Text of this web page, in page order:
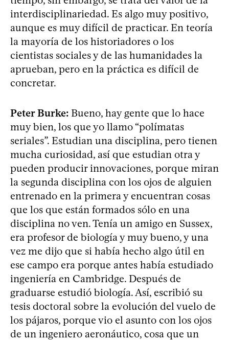
interdisciplinariedad. Es algo muy positivo,
aunque es muy difícil de practicar. En teoría
la mayoría de los historiadores o los
cientistas sociales y de las humanidades la
aprueban, pero en la práctica es difícil de
concretar.
Peter Burke: Bueno, hay gente que lo hace
muy bien, los que yo llamo “polímatas
seriales”. Estudian una disciplina, pero tienen
mucha curiosidad, así que estudian otra y
pueden producir innovaciones, porque miran
la segunda disciplina con los ojos de alguien
entrenado en la primera y encuentran cosas
que los que están formados sólo en una
disciplina no ven. Tenía un amigo en Sussex,
era profesor de biología y muy bueno, y una
vez me dijo que si había hecho algo útil en
ese campo era porque antes había estudiado
ingeniería en Cambridge. Después de
graduarse estudió biología. Así, escribió su
tesis doctoral sobre la evolución del vuelo de
los pájaros, porque vio el asunto con los ojos
de un ingeniero aeronáutico, cosa que un